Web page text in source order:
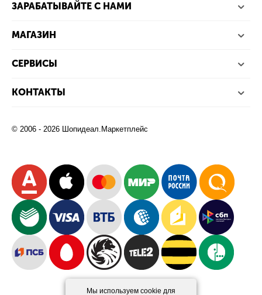
Мы используем cookie для
ЗАРАБАТЫВАЙТЕ С НАМИ
МАГАЗИН
СЕРВИСЫ
КОНТАКТЫ
© 2006 - 2026 Шопидеал.Маркетплейс